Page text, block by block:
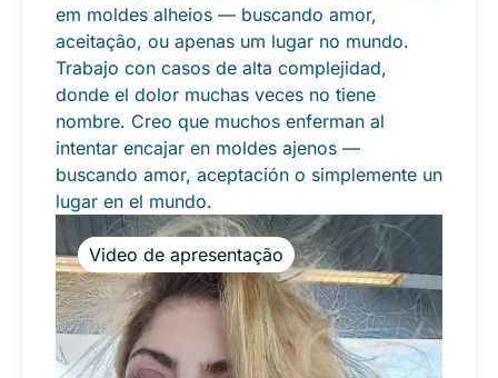
em moldes alheios — buscando amor,
aceitação, ou apenas um lugar no mundo.
Trabajo con casos de alta complejidad,
donde el dolor muchas veces no tiene
nombre. Creo que muchos enferman al
intentar encajar en moldes ajenos —
buscando amor, aceptación o simplemente un
lugar en el mundo.